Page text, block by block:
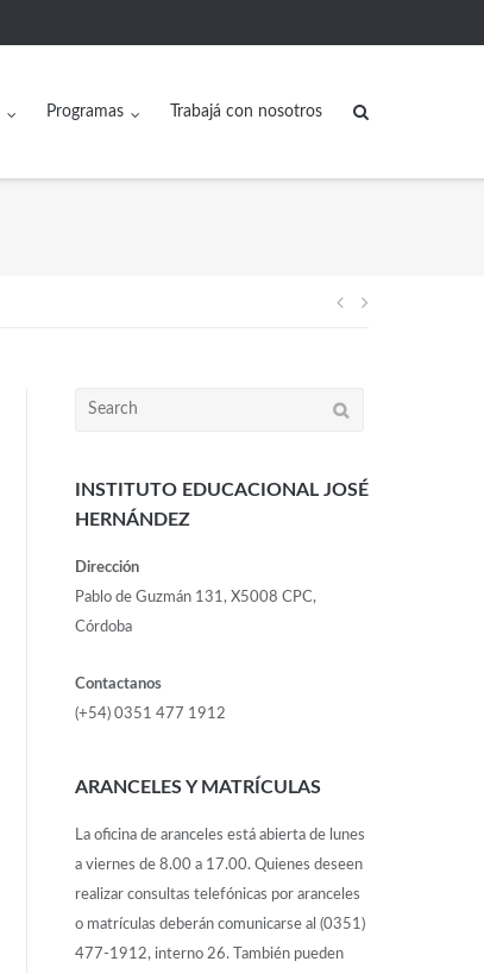
Programas Trabajá con nosotros
INSTITUTO EDUCACIONAL JOSÉ
HERNÁNDEZ
Dirección
Pablo de Guzmán 131, X5008 CPC,
Córdoba
Contactanos
(+54) 0351 477 1912
ARANCELES Y MATRÍCULAS
La oficina de aranceles está abierta de lunes
a viernes de 8.00 a 17.00. Quienes deseen
realizar consultas telefónicas por aranceles
o matrículas deberán comunicarse al (0351)
477-1912, interno 26. También pueden